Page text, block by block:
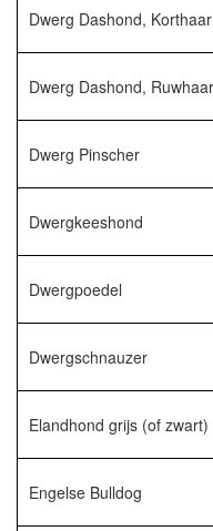
Dwerg Dashond, Korthaar
Dwerg Dashond, Ruwhaar
Dwerg Pinscher
Dwergkeeshond
Dwergpoedel
Dwergschnauzer
Elandhond grijs (of zwart)
Engelse Bulldog